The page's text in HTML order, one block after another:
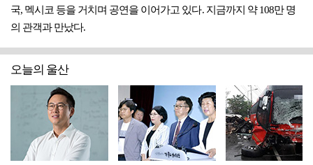
국, 멕시코 등을 거치며 공연을 이어가고 있다. 지금까지 약 108만 명
의 관객과 만났다.
오늘의 울산